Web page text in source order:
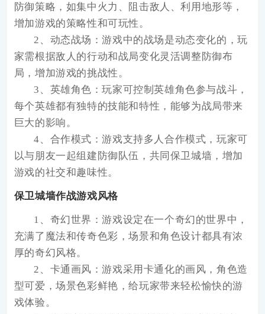
防御策略，如集中火力、阻击敌人、利用地形等，
增加游戏的策略性和可玩性。
2、动态战场：游戏中的战场是动态变化的，玩
家需根据敌人的行动和战局变化灵活调整防御布
局，增加游戏的挑战性。
3、英雄角色：玩家可控制英雄角色参与战斗，
每个英雄都有独特的技能和特性，能够为战局带来
巨大的影响。
4、合作模式：游戏支持多人合作模式，玩家可
以与朋友一起组建防御队伍，共同保卫城墙，增加
游戏的社交和趣味性。
保卫城墙作战游戏风格
1、奇幻世界：游戏设定在一个奇幻的世界中，
充满了魔法和传奇色彩，场景和角色设计都具有浓
厚的奇幻风格。
2、卡通画风：游戏采用卡通化的画风，角色造
型可爱，场景色彩鲜艳，给玩家带来轻松愉快的游
戏体验。